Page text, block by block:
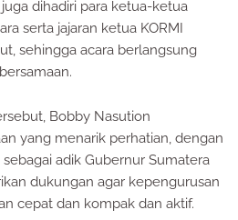
dihadiri para ketua-ketua
serta jajaran ketua KORMI
sehingga acara berlangsung
Bobby Nasution
yang menarik perhatian, dengan
adik Gubernur Sumatera
dukungan agar kepengurusan
cepat dan kompak dan aktif.